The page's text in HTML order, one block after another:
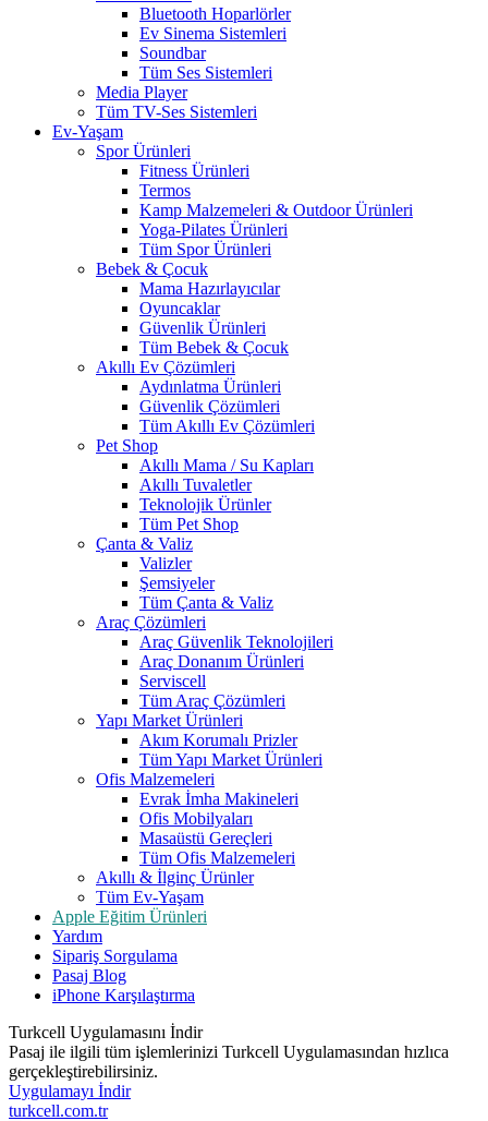
Bluetooth Hoparlörler
Ev Sinema Sistemleri
Soundbar
Tüm Ses Sistemleri
Media Player
Tüm TV-Ses Sistemleri
Ev-Yaşam
Spor Ürünleri
Fitness Ürünleri
Termos
Kamp Malzemeleri & Outdoor Ürünleri
Yoga-Pilates Ürünleri
Tüm Spor Ürünleri
Bebek & Çocuk
Mama Hazırlayıcılar
Oyuncaklar
Güvenlik Ürünleri
Tüm Bebek & Çocuk
Akıllı Ev Çözümleri
Aydınlatma Ürünleri
Güvenlik Çözümleri
Tüm Akıllı Ev Çözümleri
Pet Shop
Akıllı Mama / Su Kapları
Akıllı Tuvaletler
Teknolojik Ürünler
Tüm Pet Shop
Çanta & Valiz
Valizler
Şemsiyeler
Tüm Çanta & Valiz
Araç Çözümleri
Araç Güvenlik Teknolojileri
Araç Donanım Ürünleri
Serviscell
Tüm Araç Çözümleri
Yapı Market Ürünleri
Akım Korumalı Prizler
Tüm Yapı Market Ürünleri
Ofis Malzemeleri
Evrak İmha Makineleri
Ofis Mobilyaları
Masaüstü Gereçleri
Tüm Ofis Malzemeleri
Akıllı & İlginç Ürünler
Tüm Ev-Yaşam
Apple Eğitim Ürünleri
Yardım
Sipariş Sorgulama
Pasaj Blog
iPhone Karşılaştırma
Turkcell Uygulamasını İndir
Pasaj ile ilgili tüm işlemlerinizi Turkcell Uygulamasından hızlıca
gerçekleştirebilirsiniz.
Uygulamayı İndir
turkcell.com.tr